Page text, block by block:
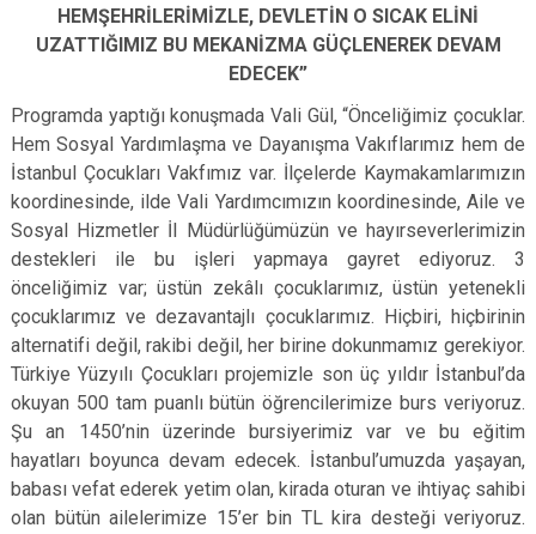
HEMŞEHRİLERİMİZLE, DEVLETİN O SICAK ELİNİ
UZATTIĞIMIZ BU MEKANİZMA GÜÇLENEREK DEVAM
EDECEK”
Programda yaptığı konuşmada Vali Gül, “Önceliğimiz çocuklar.
Hem Sosyal Yardımlaşma ve Dayanışma Vakıflarımız hem de
İstanbul Çocukları Vakfımız var. İlçelerde Kaymakamlarımızın
koordinesinde, ilde Vali Yardımcımızın koordinesinde, Aile ve
Sosyal Hizmetler İl Müdürlüğümüzün ve hayırseverlerimizin
destekleri ile bu işleri yapmaya gayret ediyoruz. 3
önceliğimiz var; üstün zekâlı çocuklarımız, üstün yetenekli
çocuklarımız ve dezavantajlı çocuklarımız. Hiçbiri, hiçbirinin
alternatifi değil, rakibi değil, her birine dokunmamız gerekiyor.
Türkiye Yüzyılı Çocukları projemizle son üç yıldır İstanbul’da
okuyan 500 tam puanlı bütün öğrencilerimize burs veriyoruz.
Şu an 1450’nin üzerinde bursiyerimiz var ve bu eğitim
hayatları boyunca devam edecek. İstanbul’umuzda yaşayan,
babası vefat ederek yetim olan, kirada oturan ve ihtiyaç sahibi
olan bütün ailelerimize 15’er bin TL kira desteği veriyoruz.